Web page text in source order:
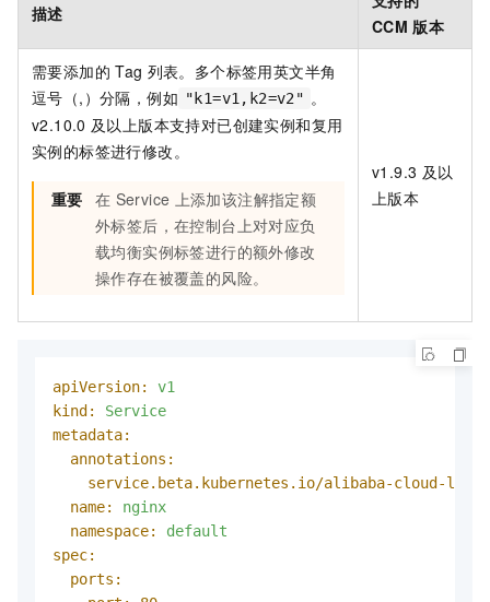
描述
CCM 版本
需要添加的 Tag 列表。多个标签用英文半角
逗号（,）分隔，例如 "k1=v1,k2=v2" 。
v2.10.0 及以上版本支持对已创建实例和复用
实例的标签进行修改。
重要 在 Service 上添加该注解指定额
外标签后，在控制台上对对应负
载均衡实例标签进行的额外修改
操作存在被覆盖的风险。
v1.9.3 及以
上版本
apiVersion:
v1
kind:
Service
metadata:
annotations:
service.beta.kubernetes.io/alibaba-cloud-
name:
nginx
namespace:
default
spec:
ports: